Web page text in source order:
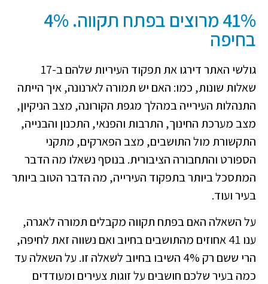
41% מרוצים בפתח תקווה. 4%
בחיפה
גולשי האתר דירגו את תפקוד העיריות שלהם ב-17
שאלות שונות, כמו: האם יש תמורה לארנונה, איך הייתה
התנהלות העירייה במהלך מגפת הקורונה, מצב הניקיון,
מצב מערכת החינוך, התרבות והפנאי, התכנון והבנייה,
התקשורת מול התושבים, מצב הפארקים, מתקני
הספורט והתחבורה הציבורית. בנוסף נשאלו מה הדבר
המתסכל ביותר בתפקוד העירייה, מה הדבר הטוב ביותר
בעיר ועוד.
על השאלה האם בפתח תקווה מקבלים תמורה לאגרה,
ענו 41 אחוזים מהתושבים בחיוב ואם נשווה זאת לחיפה,
הרי ששם רק 4% השיבו בחיוב לשאלה זו. על השאלה עד
כמה בעיר שלכם חושבים על זוגות צעירים ומעודדים